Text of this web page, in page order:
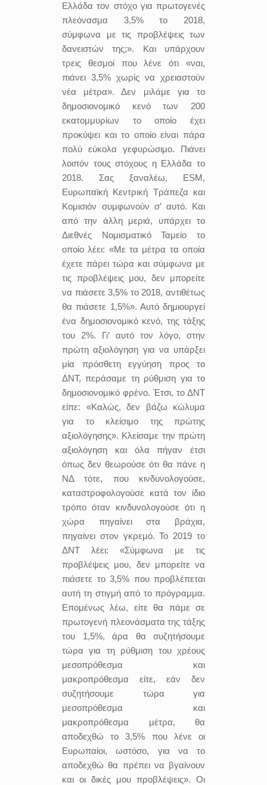
Ελλάδα τον στόχο για πρωτογενές
πλεόνασμα 3,5% το 2018,
σύμφωνα με τις προβλέψεις των
δανειστών της;». Και υπάρχουν
τρεις θεσμοί που λένε ότι «ναι,
πιάνει 3,5% χωρίς να χρειαστούν
νέα μέτρα». Δεν μιλάμε για το
δημοσιονομικό κενό των 200
εκατομμυρίων το οποίο έχει
προκύψει και το οποίο είναι πάρα
πολύ εύκολα γεφυρώσιμο. Πιάνει
λοιπόν τους στόχους η Ελλάδα το
2018. Σας ξαναλέω, ESM,
Ευρωπαϊκή Κεντρική Τράπεζα και
Κομισιόν συμφωνούν σ’ αυτό. Και
από την άλλη μεριά, υπάρχει το
Διεθνές Νομισματικό Ταμείο το
οποίο λέει: «Με τα μέτρα τα οποία
έχετε πάρει τώρα και σύμφωνα με
τις προβλέψεις μου, δεν μπορείτε
να πιάσετε 3,5% το 2018, αντιθέτως
θα πιάσετε 1,5%». Αυτό δημιουργεί
ένα δημοσιονομικό κενό, της τάξης
του 2%. Γι’ αυτό τον λόγο, στην
πρώτη αξιολόγηση για να υπάρξει
μία πρόσθετη εγγύηση προς το
ΔΝΤ, περάσαμε τη ρύθμιση για το
δημοσιονομικό φρένο. Έτσι, το ΔΝΤ
είπε: «Καλώς, δεν βάζω κώλυμα
για το κλείσιμο της πρώτης
αξιολόγησης». Κλείσαμε την πρώτη
αξιολόγηση και όλα πήγαν έτσι
όπως δεν θεωρούσε ότι θα πάνε η
ΝΔ τότε, που κινδυνολογούσε,
καταστροφολογούσε κατά τον ίδιο
τρόπο όταν κινδυνολογούσε ότι η
χώρα πηγαίνει στα βράχια,
πηγαίνει στον γκρεμό. Το 2019 το
ΔΝΤ λέει: «Σύμφωνα με τις
προβλέψεις μου, δεν μπορείτε να
πιάσετε το 3,5% που προβλέπεται
αυτή τη στιγμή από το πρόγραμμα.
Επομένως λέω, είτε θα πάμε σε
πρωτογενή πλεονάσματα της τάξης
του 1,5%, άρα θα συζητήσουμε
τώρα για τη ρύθμιση του χρέους
μεσοπρόθεσμα και
μακροπρόθεσμα είτε, εάν δεν
συζητήσουμε τώρα για
μεσοπρόθεσμα και
μακροπρόθεσμα μέτρα, θα
αποδεχθώ το 3,5% που λένε οι
Ευρωπαίοι, ωστόσο, για να το
αποδεχθώ θα πρέπει να βγαίνουν
και οι δικές μου προβλέψεις». Οι